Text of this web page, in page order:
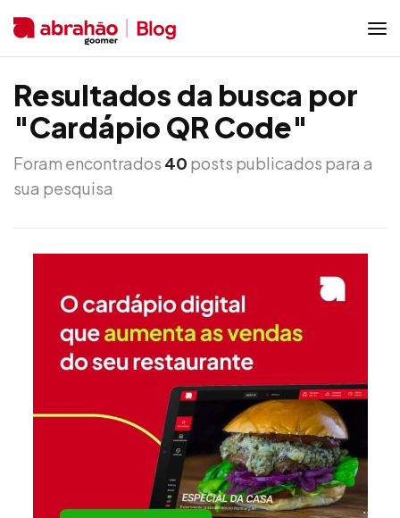
Resultados da busca por
"Cardápio QR Code"
Foram encontrados 40 posts publicados para a
sua pesquisa